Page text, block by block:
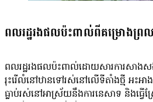
ពលរដ្ឋរងផលប៉ះពាល់ពីគម្រោងព្
ពលរដ្ឋរងផលប៉ះពាល់ដោយសារការសាងស
រុះរើលំនៅឋានទៅរស់នៅលើទីតាំងថ្មី អះ
ធ្លាប់រស់នៅអាស្រ័យនឹងការនេសាទ និងធ្វ